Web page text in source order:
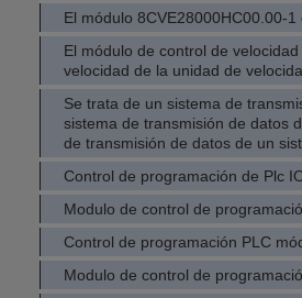
El módulo 8CVE28000HC00.00-
El módulo de control de
velocidad de la unidad de
Se trata de un sistema de
sistema de transmisión de datos
de transmisión de datos de un
Control de programación de Plc
Modulo de control de
Control de programación PLC
Modulo de control de